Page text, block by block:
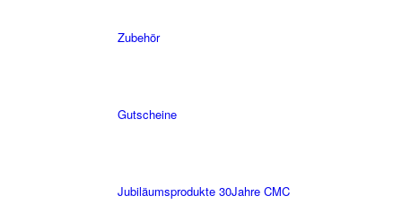
Zubehör
Gutscheine
Jubiläumsprodukte 30Jahre CMC